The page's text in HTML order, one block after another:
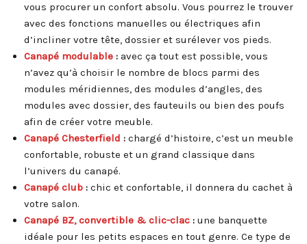
vous procurer un confort absolu. Vous pourrez le trouver
avec des fonctions manuelles ou électriques afin
d’incliner votre tête, dossier et surélever vos pieds.
Canapé modulable : avec ça tout est possible, vous
n’avez qu’à choisir le nombre de blocs parmi des
modules méridiennes, des modules d’angles, des
modules avec dossier, des fauteuils ou bien des poufs
afin de créer votre meuble.
Canapé Chesterfield : chargé d’histoire, c’est un meuble
confortable, robuste et un grand classique dans
l’univers du canapé.
Canapé club : chic et confortable, il donnera du cachet à
votre salon.
Canapé BZ, convertible & clic-clac : une banquette
idéale pour les petits espaces en tout genre. Ce type de